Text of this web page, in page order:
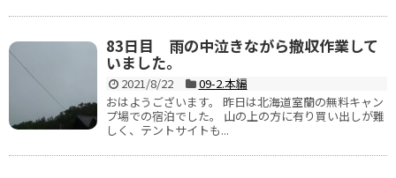
83日目 雨の中泣きながら撤収作業して
いました。
2021/8/22
09-2.本編
おはようございます。 昨日は北海道室蘭の無料キャン
プ場での宿泊でした。 山の上の方に有り買い出しが難
しく、テントサイトも...